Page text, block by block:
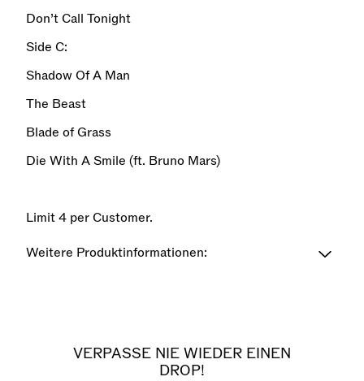
Don’t Call Tonight
Side C:
Shadow Of A Man
The Beast
Blade of Grass
Die With A Smile (ft. Bruno Mars)
Limit 4 per Customer.
Weitere Produktinformationen:
VERPASSE NIE WIEDER EINEN
DROP!